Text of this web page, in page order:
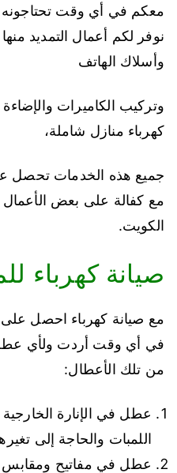
معكم في أي وقت تحتاجونه
نوفر لكم أعمال التمديد
وأسلاك الهاتف
وتركيب الكاميرات
كهرباء منازل شاملة،
جميع هذه الخدمات تحصل
مع كفالة على بعض
الكويت.
صيانة كهرباء
مع صيانة كهرباء احصل
في أي وقت أردت ولأي
من تلك الأعطال:
عطل في الإنارة الخارجية
اللمبات والحاجة إلى
عطل في مفاتيح ومقابس